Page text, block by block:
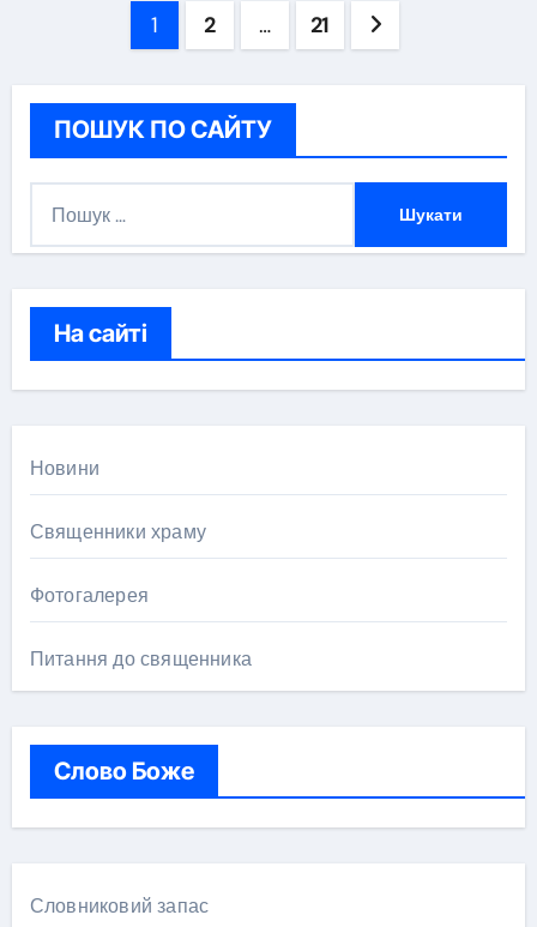
Навігація
1 2 … 21
ПОШУК ПО САЙТУ
:
На сайті
Новини
Священники храму
Фотогалерея
Питання до священника
Слово Боже
Словниковий запас